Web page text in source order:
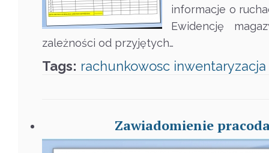
informacje o
Ewidencję
zależności od przyjętych…
Tags: rachunkowosc inwentaryzacja
Zawiadomienie